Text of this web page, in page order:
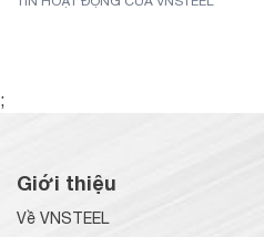
;
Giới thiệu
Về VNSTEEL